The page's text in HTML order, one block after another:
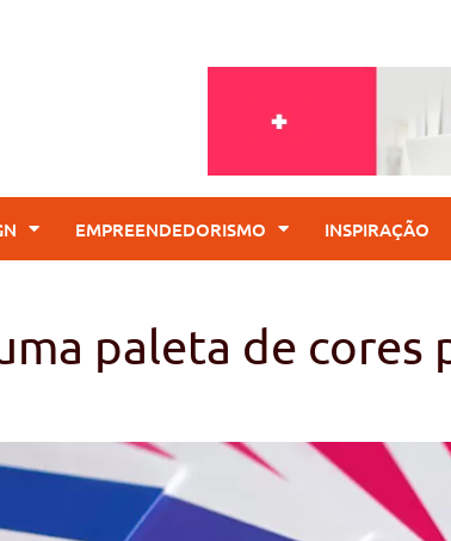
EMPREENDEDORISMO INSPIRAÇÃO
paleta de cores